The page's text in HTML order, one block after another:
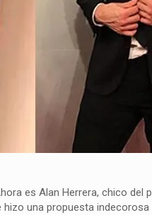
es Alan Herrera, chico del
una propuesta